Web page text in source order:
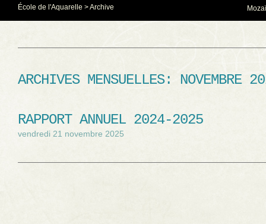
École de l'Aquarelle > Archive
ARCHIVES MENSUELLES: NOVEMBRE
RAPPORT ANNUEL 2024-2025
vendredi 21 novembre 2025